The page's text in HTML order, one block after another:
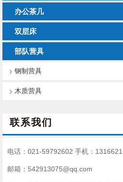
办公茶几
双层床
部队营具
钢制营具
木质营具
联系我们
电话：021-59792602 手机：
邮箱：542913075@qq.com